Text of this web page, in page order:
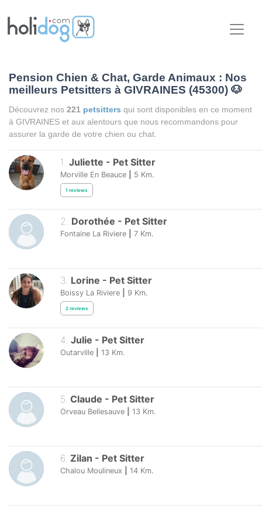
Pension Chien & Chat, Garde Animaux : Nos
meilleurs Petsitters à GIVRAINES (45300) 🐶
Découvrez nos 221 petsitters qui sont disponibles en ce moment
à GIVRAINES et aux alentours que nous recommandons pour
assurer la garde de votre chien ou chat.
1. Juliette - Pet Sitter
Morville En Beauce 5 Km.
1 reviews
2. Dorothée - Pet Sitter
Fontaine La Riviere 7 Km.
3. Lorine - Pet Sitter
Boissy La Riviere 9 Km.
2 reviews
4 Julie - Pet Sitter
Outarville 13 Km.
5 Claude - Pet Sitter
Orveau Bellesauve 13 Km.
6. Zilan - Pet Sitter
Chalou Moulineux 14 Km.